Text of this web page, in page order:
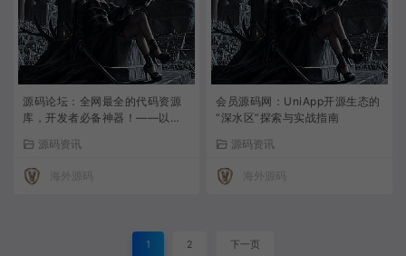
源码论坛：全网最全的代码资源
库，开发者必备神器！——以会
源码资讯
海外源码
会员源码网：UniApp开源生态的
“深水区”探索与实战指南
源码资讯
海外源码
1 2 下一页